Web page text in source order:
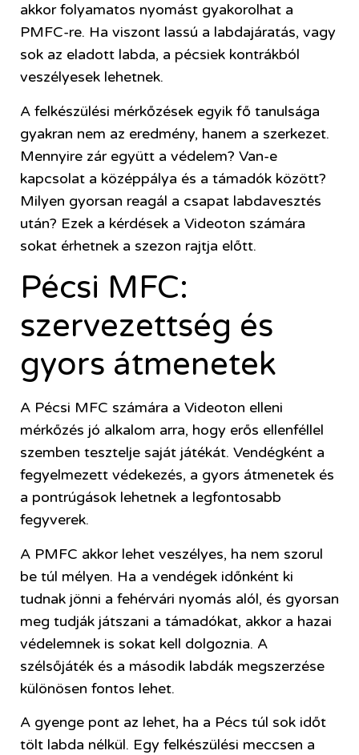
akkor folyamatos nyomást gyakorolhat a
PMFC-re. Ha viszont lassú a labdajáratás, vagy
sok az eladott labda, a pécsiek kontrákból
veszélyesek lehetnek.
A felkészülési mérkőzések egyik fő tanulsága
gyakran nem az eredmény, hanem a szerkezet.
Mennyire zár együtt a védelem? Van-e
kapcsolat a középpálya és a támadók között?
Milyen gyorsan reagál a csapat labdavesztés
után? Ezek a kérdések a Videoton számára
sokat érhetnek a szezon rajtja előtt.
Pécsi MFC:
szervezettség és
gyors átmenetek
A Pécsi MFC számára a Videoton elleni
mérkőzés jó alkalom arra, hogy erős ellenféllel
szemben tesztelje saját játékát. Vendégként a
fegyelmezett védekezés, a gyors átmenetek és
a pontrúgások lehetnek a legfontosabb
fegyverek.
A PMFC akkor lehet veszélyes, ha nem szorul
be túl mélyen. Ha a vendégek időnként ki
tudnak jönni a fehérvári nyomás alól, és gyorsan
meg tudják játszani a támadókat, akkor a hazai
védelemnek is sokat kell dolgoznia. A
szélsőjáték és a második labdák megszerzése
különösen fontos lehet.
A gyenge pont az lehet, ha a Pécs túl sok időt
tölt labda nélkül. Egy felkészülési meccsen a